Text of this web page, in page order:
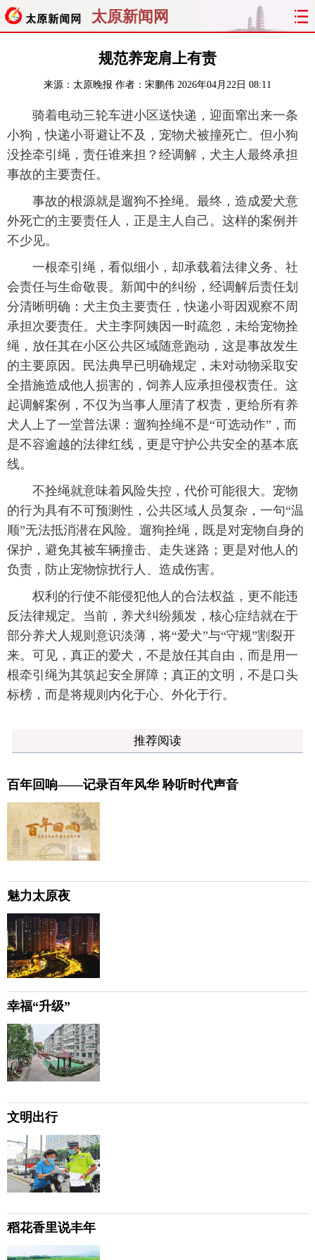
太原新闻网
聚焦 太原
经济 关注 文明 出行
纵横 曝光 综合 专题
旅游 理财 政务 教育
看天下 晋月读 最太原 网罗民生
太原日报 太原晚报 热评 社区
规范养宠肩上有责
来源： 太原晚报 作者：宋鹏伟 2026年04月22日 08:11
骑着电动三轮车进小区送快递，迎面窜出来一条
小狗，快递小哥避让不及，宠物犬被撞死亡。但小狗
没拴牵引绳，责任谁来担？经调解，犬主人最终承担
事故的主要责任。
事故的根源就是遛狗不拴绳。最终，造成爱犬意
外死亡的主要责任人，正是主人自己。这样的案例并
不少见。
一根牵引绳，看似细小，却承载着法律义务、社
会责任与生命敬畏。新闻中的纠纷，经调解后责任划
分清晰明确：犬主负主要责任，快递小哥因观察不周
承担次要责任。犬主李阿姨因一时疏忽，未给宠物拴
绳，放任其在小区公共区域随意跑动，这是事故发生
的主要原因。民法典早已明确规定，未对动物采取安
全措施造成他人损害的，饲养人应承担侵权责任。这
起调解案例，不仅为当事人厘清了权责，更给所有养
犬人上了一堂普法课：遛狗拴绳不是“可选动作”，而
是不容逾越的法律红线，更是守护公共安全的基本底
线。
不拴绳就意味着风险失控，代价可能很大。宠物
的行为具有不可预测性，公共区域人员复杂，一句“温
顺”无法抵消潜在风险。遛狗拴绳，既是对宠物自身的
保护，避免其被车辆撞击、走失迷路；更是对他人的
负责，防止宠物惊扰行人、造成伤害。
权利的行使不能侵犯他人的合法权益，更不能违
反法律规定。当前，养犬纠纷频发，核心症结就在于
部分养犬人规则意识淡薄，将“爱犬”与“守规”割裂开
来。可见，真正的爱犬，不是放任其自由，而是用一
根牵引绳为其筑起安全屏障；真正的文明，不是口头
标榜，而是将规则内化于心、外化于行。
推荐阅读
百年回响——记录百年风华 聆听时代声音
魅力太原夜
幸福“升级”
文明出行
稻花香里说丰年